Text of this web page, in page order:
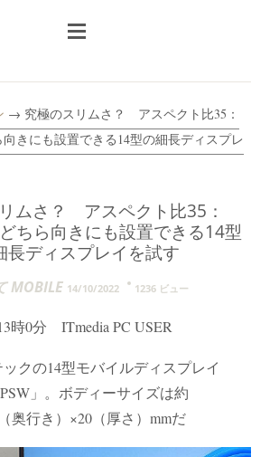
→ 究極のスリムさ？ アスペクト比35：
きにも設置できる14型の細長ディスプレ
ムさ？ アスペクト比35：
ちら向きにも設置できる14型
長ディスプレイを試す
MOBILE 14/10/2022 1236 ビュー
時0分 ITmedia PC USER
クの14型モバイルディスプレイ
」。ボディーサイズは約
奥行き）×20（厚さ）mmだ